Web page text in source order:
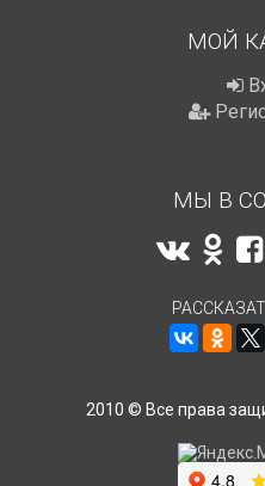
МОЙ
МЫ В
2010 © Все права